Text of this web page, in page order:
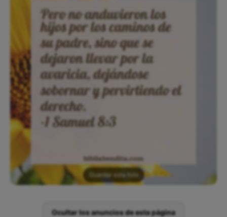
Guardar esta foto
Ocultar los anuncios de esta página